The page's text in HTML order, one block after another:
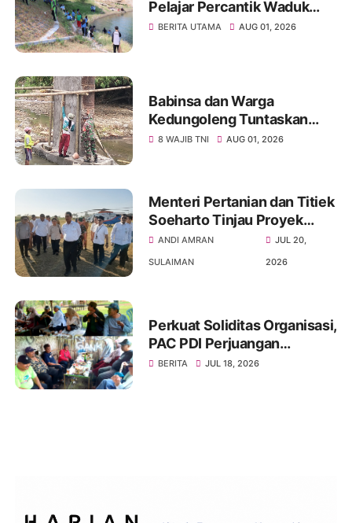
Pelajar Percantik Waduk
Malahayu, Dorong Wisata
BERITA UTAMA AUG 01, 2026
Babinsa dan Warga
Kedungoleng Tuntaskan
Jembatan Beton Garuda,
8 WAJIB TNI AUG 01, 2026
Menteri Pertanian dan Titiek
Soeharto Tinjau Proyek
Peternakan Sapi Perah
Terpadu di Brebes, Perkuat
ANDI AMRAN
SULAIMAN
JUL 20,
2026
Perkuat Soliditas Organisasi,
PAC PDI Perjuangan
Bumiayu Gelar Silaturahmi
BERITA JUL 18, 2026